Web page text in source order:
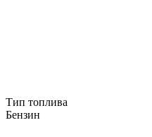
Тип топлива
Бензин